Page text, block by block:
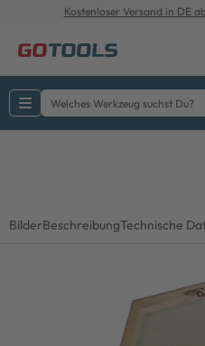
Kostenloser Versand in DE
BilderBeschreibungTechnische